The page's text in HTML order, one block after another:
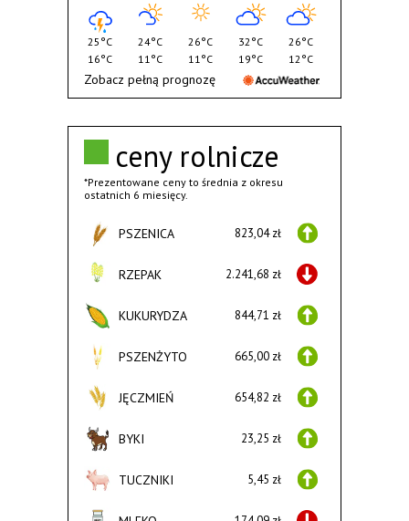
ceny rolnicze
*Prezentowane ceny to średnia z okresu
ostatnich 6 miesięcy.
PSZENICA 823,04 zł
RZEPAK 2.241,68 zł
KUKURYDZA 844,71 zł
PSZENŻYTO 665,00 zł
JĘCZMIEŃ 654,82 zł
BYKI 23,25 zł
TUCZNIKI 5,45 zł
25°C
16°C
24°C
11°C
26°C
11°C
32°C
19°C
26°C
12°C
Zobacz pełną prognozę